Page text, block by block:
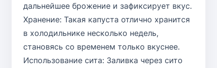
дальнейшее брожение и зафиксирует вкус.
Хранение: Такая капуста отлично хранится
в холодильнике несколько недель,
становясь со временем только вкуснее.
Использование сита: Заливка через сито